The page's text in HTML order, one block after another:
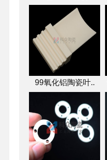
99氧化铝陶瓷叶..